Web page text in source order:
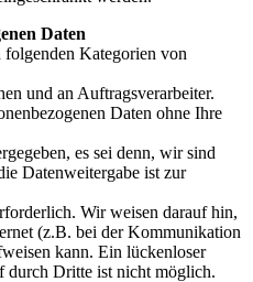
Daten
folgenden Kategorien von
und an Auftragsverarbeiter.
Daten ohne Ihre
es sei denn, wir sind
Datenweitergabe ist zur
Wir weisen darauf hin,
(z.B. bei der Kommunikation
kann. Ein lückenloser
durch Dritte ist nicht möglich.